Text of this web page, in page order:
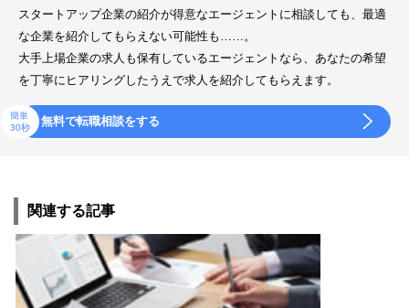
スタートアップ企業の紹介が得意なエージェントに相談しても、最適
な企業を紹介してもらえない可能性も……。
大手上場企業の求人も保有しているエージェントなら、あなたの希望
を丁寧にヒアリングしたうえで求人を紹介してもらえます。
簡単
30秒
無料で転職相談をする
関連する記事